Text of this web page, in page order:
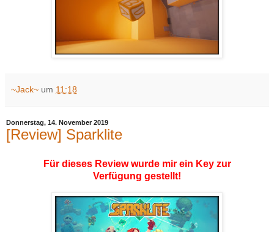
~Jack~ um 11:18
Donnerstag, 14. November 2019
[Review] Sparklite
Für dieses Review wurde mir ein Key zur
Verfügung gestellt!